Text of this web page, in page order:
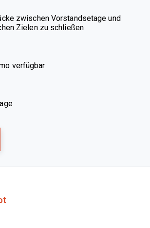
zwischen Vorstandsetage und
Zielen zu schließen
verfügbar